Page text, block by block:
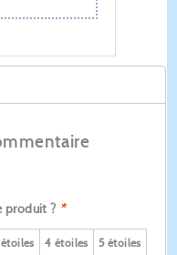
produit ? *
4 étoiles 5 étoiles